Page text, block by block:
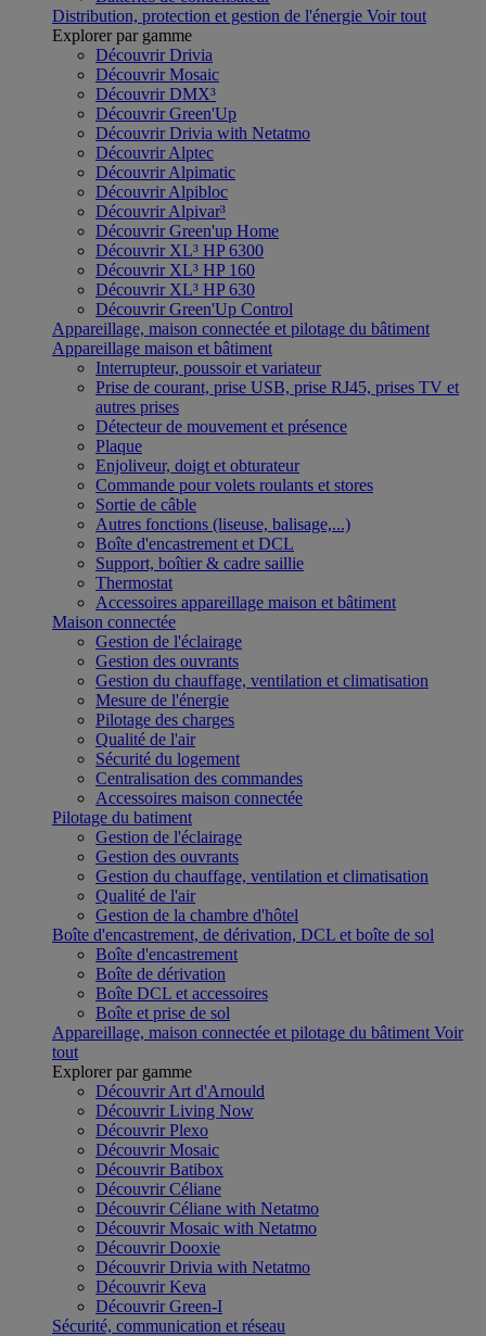
Distribution, protection et gestion de l'énergie Voir tout
Explorer par gamme
Découvrir Drivia
Découvrir Mosaic
Découvrir DMX³
Découvrir Green'Up
Découvrir Drivia with Netatmo
Découvrir Alptec
Découvrir Alpimatic
Découvrir Alpibloc
Découvrir Alpivar³
Découvrir Green'up Home
Découvrir XL³ HP 6300
Découvrir XL³ HP 160
Découvrir XL³ HP 630
Découvrir Green'Up Control
Appareillage, maison connectée et pilotage du bâtiment
Appareillage maison et bâtiment
Interrupteur, poussoir et variateur
Prise de courant, prise USB, prise RJ45, prises TV et
autres prises
Détecteur de mouvement et présence
Plaque
Enjoliveur, doigt et obturateur
Commande pour volets roulants et stores
Sortie de câble
Autres fonctions (liseuse, balisage,...)
Boîte d'encastrement et DCL
Support, boîtier & cadre saillie
Thermostat
Accessoires appareillage maison et bâtiment
Maison connectée
Gestion de l'éclairage
Gestion des ouvrants
Gestion du chauffage, ventilation et climatisation
Mesure de l'énergie
Pilotage des charges
Qualité de l'air
Sécurité du logement
Centralisation des commandes
Accessoires maison connectée
Pilotage du batiment
Gestion de l'éclairage
Gestion des ouvrants
Gestion du chauffage, ventilation et climatisation
Qualité de l'air
Gestion de la chambre d'hôtel
Boîte d'encastrement, de dérivation, DCL et boîte de sol
Boîte d'encastrement
Boîte de dérivation
Boîte DCL et accessoires
Boîte et prise de sol
Appareillage, maison connectée et pilotage du bâtiment Voir
tout
Explorer par gamme
Découvrir Art d'Arnould
Découvrir Living Now
Découvrir Plexo
Découvrir Mosaic
Découvrir Batibox
Découvrir Céliane
Découvrir Céliane with Netatmo
Découvrir Mosaic with Netatmo
Découvrir Dooxie
Découvrir Drivia with Netatmo
Découvrir Keva
Découvrir Green-I
Sécurité, communication et réseau